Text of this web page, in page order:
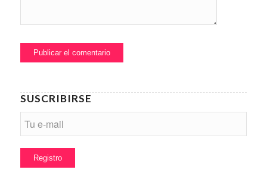
SUSCRIBIRSE